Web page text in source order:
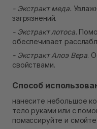
- Экстракт меда.
загрязнений.
- Экстракт лотоса.
обеспечивает
- Экстракт Алоэ Вера.
свойствами.
Способ
нанесите небольшое
тело руками или с
помассируйте и